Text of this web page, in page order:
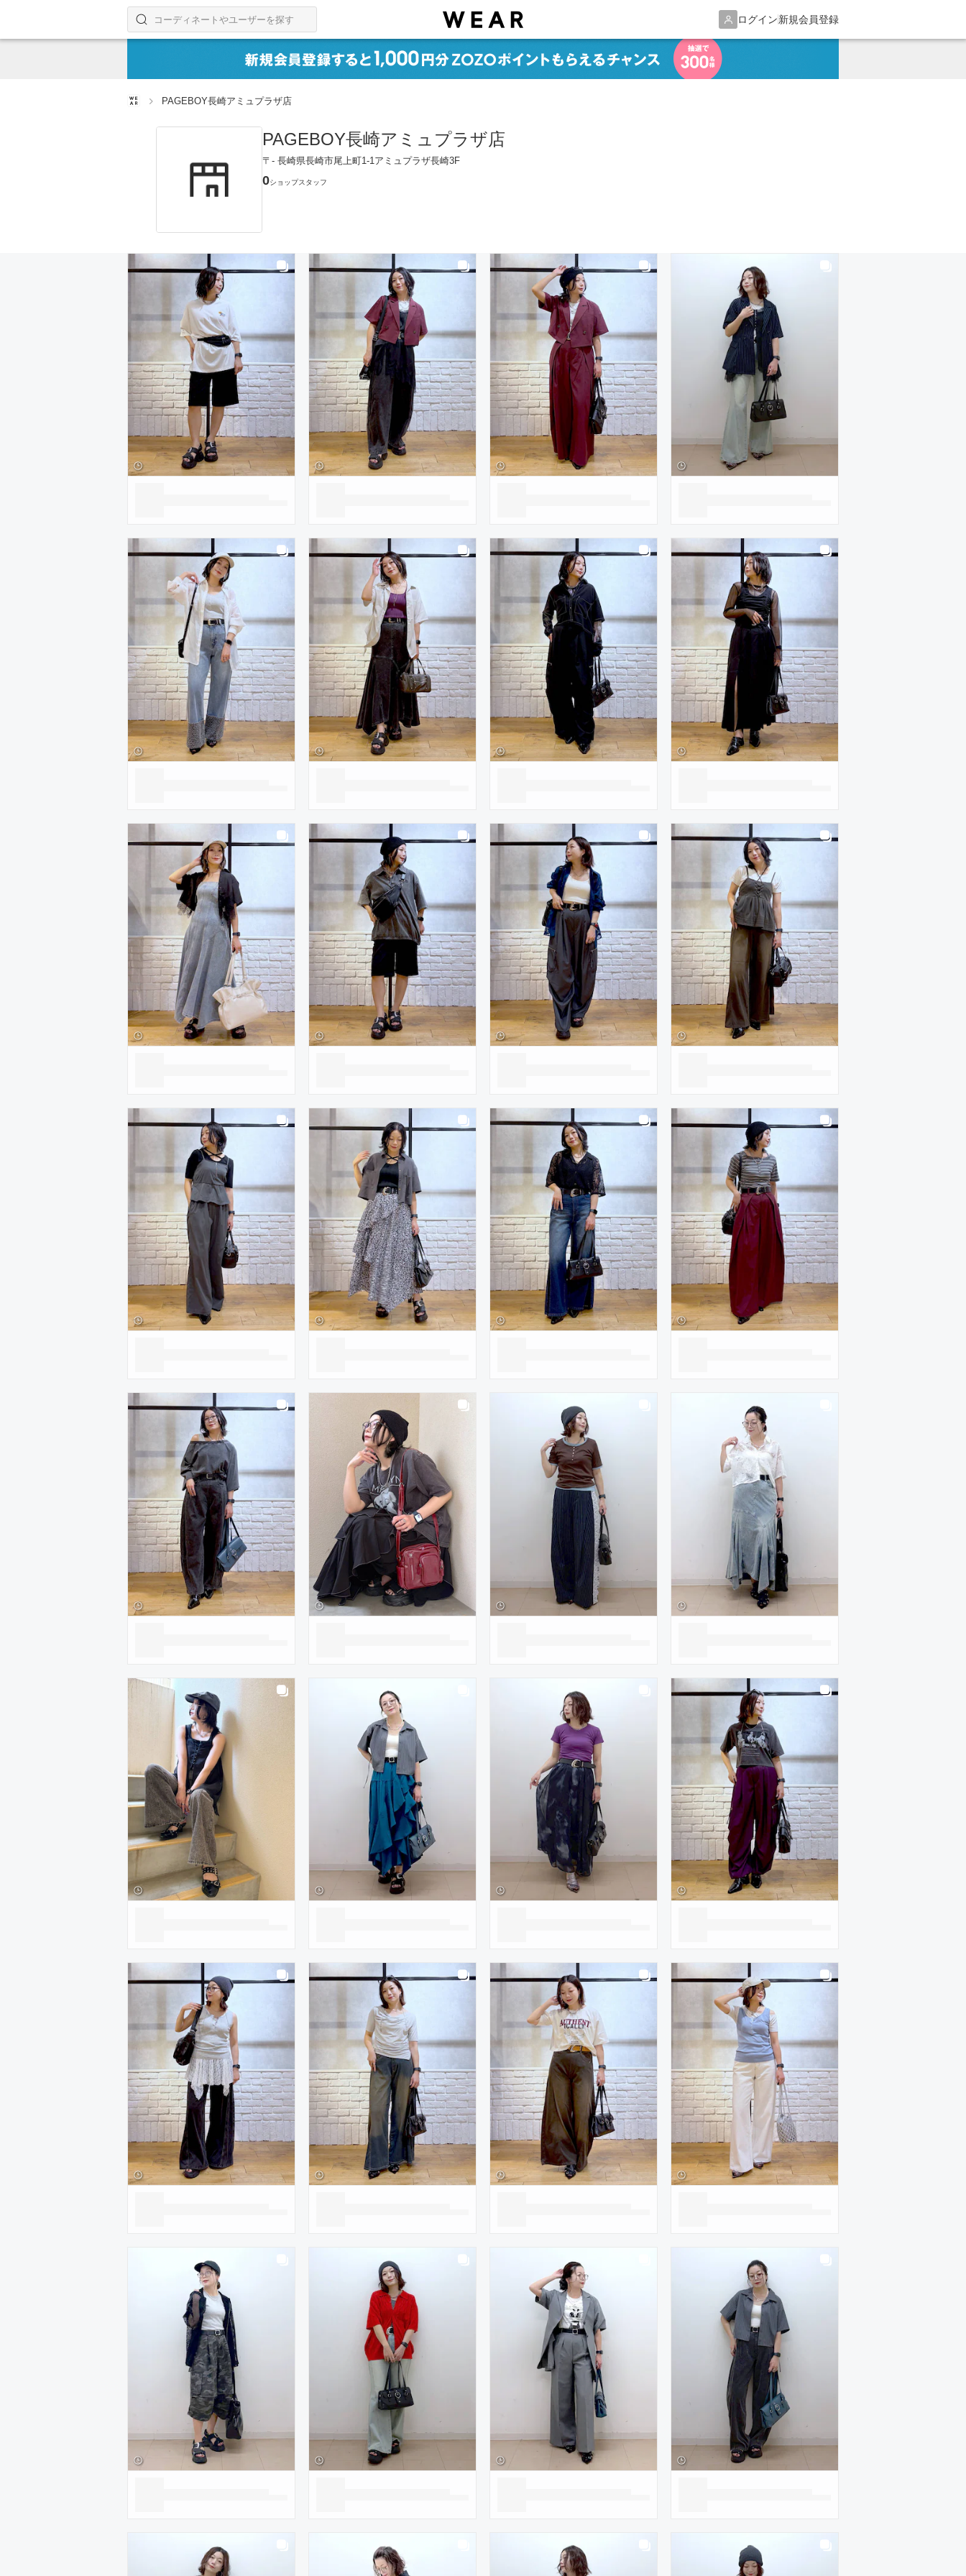
ログイン新規会員登録
コーディネートやユーザーを探す
検索する
PAGEBOY長崎アミュプラザ店
PAGEBOY長崎アミュプラザ店
〒- 長崎県長崎市尾上町1-1アミュプラザ長崎3F
ショップスタッフ
0